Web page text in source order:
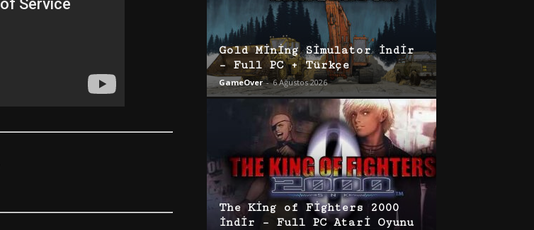
Gold Mining Simulator İndir
– Full PC + Türkçe
GameOver - 6 Ağustos 2026
The King of Fighters 2000
İndir – Full PC Atari Oyunu